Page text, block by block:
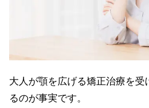
大人が顎を広げる矯正治療を
るのが事実です。